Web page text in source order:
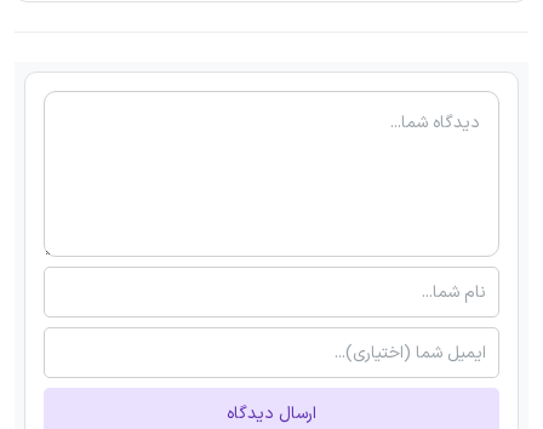
ارسال دیدگاه